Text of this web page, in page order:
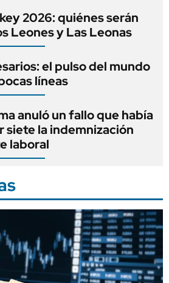
2026: quiénes serán
Leones y Las Leonas
el pulso del mundo
líneas
anuló un fallo que había
siete la indemnización
laboral